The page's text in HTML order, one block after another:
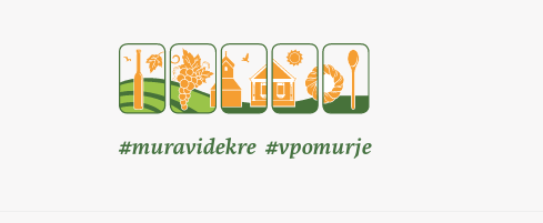
#muravidekre #vpomurje